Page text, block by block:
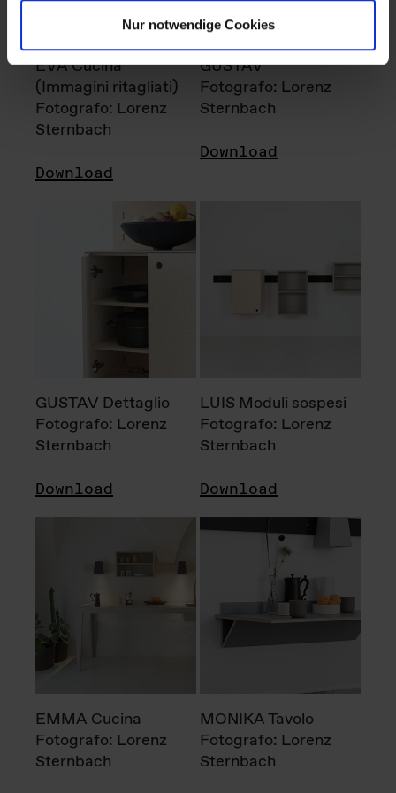
Nur notwendige Cookies
EVA Cucina
(Immagini ritagliati)
Fotografo: Lorenz
Sternbach
Download
GUSTAV
Fotografo: Lorenz
Sternbach
Download
GUSTAV Dettaglio
Fotografo: Lorenz
Sternbach
Download
LUIS Moduli sospesi
Fotografo: Lorenz
Sternbach
Download
EMMA Cucina
Fotografo: Lorenz
Sternbach
MONIKA Tavolo
Fotografo: Lorenz
Sternbach